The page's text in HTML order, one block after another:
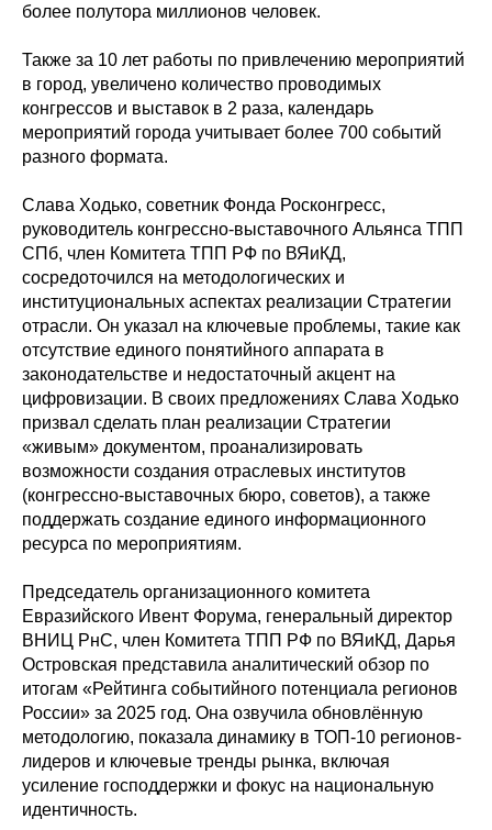
более полутора миллионов человек.
Также за 10 лет работы по привлечению мероприятий
в город, увеличено количество проводимых
конгрессов и выставок в 2 раза, календарь
мероприятий города учитывает более 700 событий
разного формата.
Слава Ходько, советник Фонда Росконгресс,
руководитель конгрессно-выставочного Альянса ТПП
СПб, член Комитета ТПП РФ по ВЯиКД,
сосредоточился на методологических и
институциональных аспектах реализации Стратегии
отрасли. Он указал на ключевые проблемы, такие как
отсутствие единого понятийного аппарата в
законодательстве и недостаточный акцент на
цифровизации. В своих предложениях Слава Ходько
призвал сделать план реализации Стратегии
«живым» документом, проанализировать
возможности создания отраслевых институтов
(конгрессно-выставочных бюро, советов), а также
поддержать создание единого информационного
ресурса по мероприятиям.
Председатель организационного комитета
Евразийского Ивент Форума, генеральный директор
ВНИЦ РнС, член Комитета ТПП РФ по ВЯиКД, Дарья
Островская представила аналитический обзор по
итогам «Рейтинга событийного потенциала регионов
России» за 2025 год. Она озвучила обновлённую
методологию, показала динамику в ТОП-10 регионов-
лидеров и ключевые тренды рынка, включая
усиление господдержки и фокус на национальную
идентичность.